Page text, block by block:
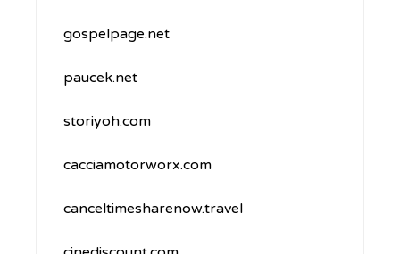
gospelpage.net
paucek.net
storiyoh.com
cacciamotorworx.com
canceltimesharenow.travel